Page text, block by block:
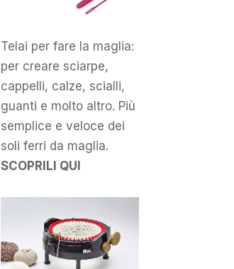
Telai per fare la maglia:
per creare sciarpe,
cappelli, calze, scialli,
guanti e molto altro. Più
semplice e veloce dei
soli ferri da maglia.
SCOPRILI QUI